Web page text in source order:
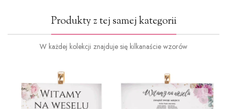
Produkty z tej samej kategorii
W każdej kolekcji znajduje się kilkanaście wzorów